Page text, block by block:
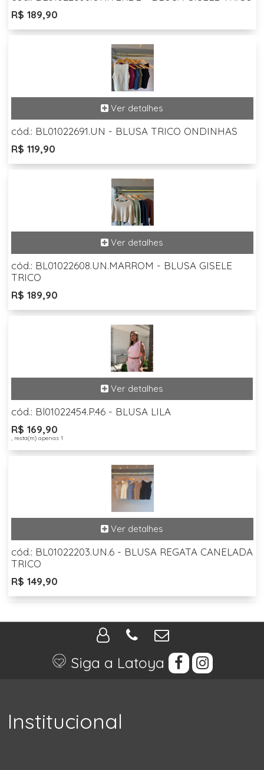
R$ 189,90
cód.: BL01022691.UN - BLUSA TRICO ONDINHAS
R$ 119,90
cód.: BL01022608.UN.MARROM - BLUSA GISELE
TRICO
R$ 189,90
cód.: Bl01022454.P.46 - BLUSA LILA
R$ 169,90
, resta(m) apenas 1
cód.: BL01022203.UN.6 - BLUSA REGATA CANELADA
TRICO
R$ 149,90
Siga a Latoya
Institucional